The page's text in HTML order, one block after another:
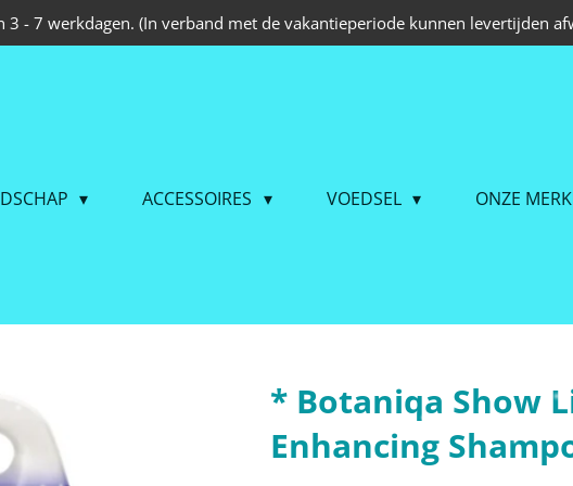
3 - 7 werkdagen. (In verband met de vakantieperiode kunnen levertijden
ACCESSOIRES VOEDSEL ONZE
* Botaniqa Show
Enhancing